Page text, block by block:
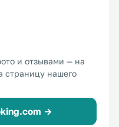
и отзывами — на
страницу нашего
→